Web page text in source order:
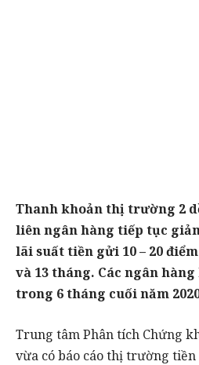
Thanh khoản thị trường 2
liên ngân hàng tiếp tục
lãi suất tiền gửi 10 – 20
và 13 tháng. Các ngân
trong 6 tháng cuối năm
Trung tâm Phân tích Chứng
vừa có báo cáo thị trường tiền